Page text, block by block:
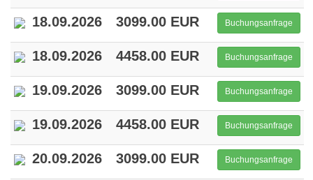
18.09.2026 3099.00 EUR Buchungsanfrage
18.09.2026 4458.00 EUR Buchungsanfrage
19.09.2026 3099.00 EUR Buchungsanfrage
19.09.2026 4458.00 EUR Buchungsanfrage
20.09.2026 3099.00 EUR Buchungsanfrage